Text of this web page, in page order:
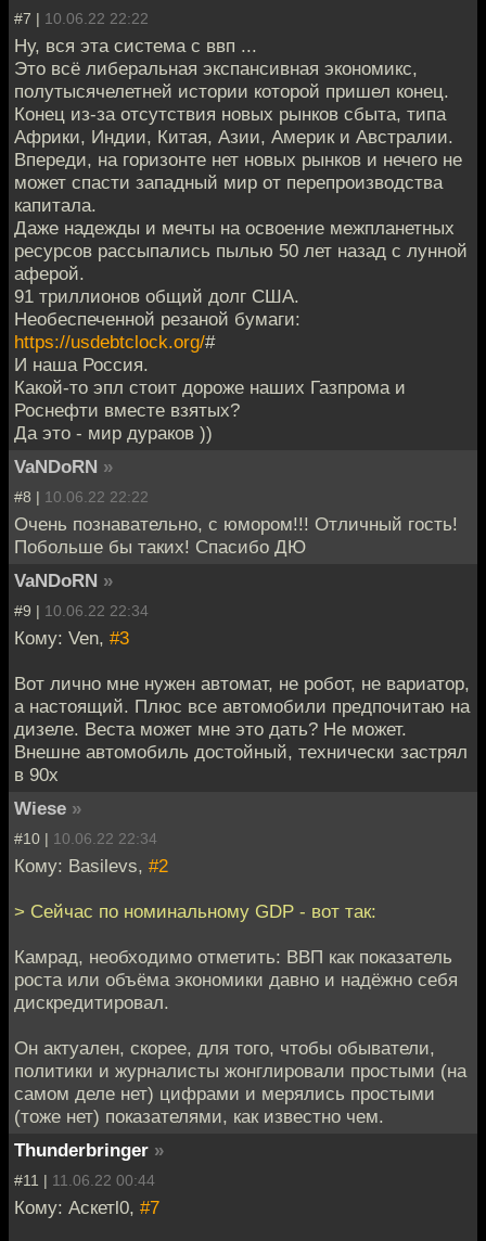
#7 | 10.06.22 22:22
Ну, вся эта система с ввп ...
Это всё либеральная экспансивная экономикс,
полутысячелетней истории которой пришел конец.
Конец из-за отсутствия новых рынков сбыта, типа
Африки, Индии, Китая, Азии, Америк и Австралии.
Впереди, на горизонте нет новых рынков и нечего не
может спасти западный мир от перепроизводства
капитала.
Даже надежды и мечты на освоение межпланетных
ресурсов рассыпались пылью 50 лет назад с лунной
аферой.
91 триллионов общий долг США.
Необеспеченной резаной бумаги:
https://usdebtclock.org/#
И наша Россия.
Какой-то эпл стоит дороже наших Газпрома и
Роснефти вместе взятых?
Да это - мир дураков ))
VaNDoRN »
#8 | 10.06.22 22:22
Очень познавательно, с юмором!!! Отличный гость!
Побольше бы таких! Спасибо ДЮ
VaNDoRN »
#9 | 10.06.22 22:34
Кому: Ven, #3
Вот лично мне нужен автомат, не робот, не вариатор,
а настоящий. Плюс все автомобили предпочитаю на
дизеле. Веста может мне это дать? Не может.
Внешне автомобиль достойный, технически застрял
в 90х
Wiese »
#10 | 10.06.22 22:34
Кому: Basilevs, #2
> Сейчас по номинальному GDP - вот так:
Камрад, необходимо отметить: ВВП как показатель
роста или объёма экономики давно и надёжно себя
дискредитировал.
Он актуален, скорее, для того, чтобы обыватели,
политики и журналисты жонглировали простыми (на
самом деле нет) цифрами и мерялись простыми
(тоже нет) показателями, как известно чем.
Thunderbringer »
#11 | 11.06.22 00:44
Кому: Аскетl0, #7